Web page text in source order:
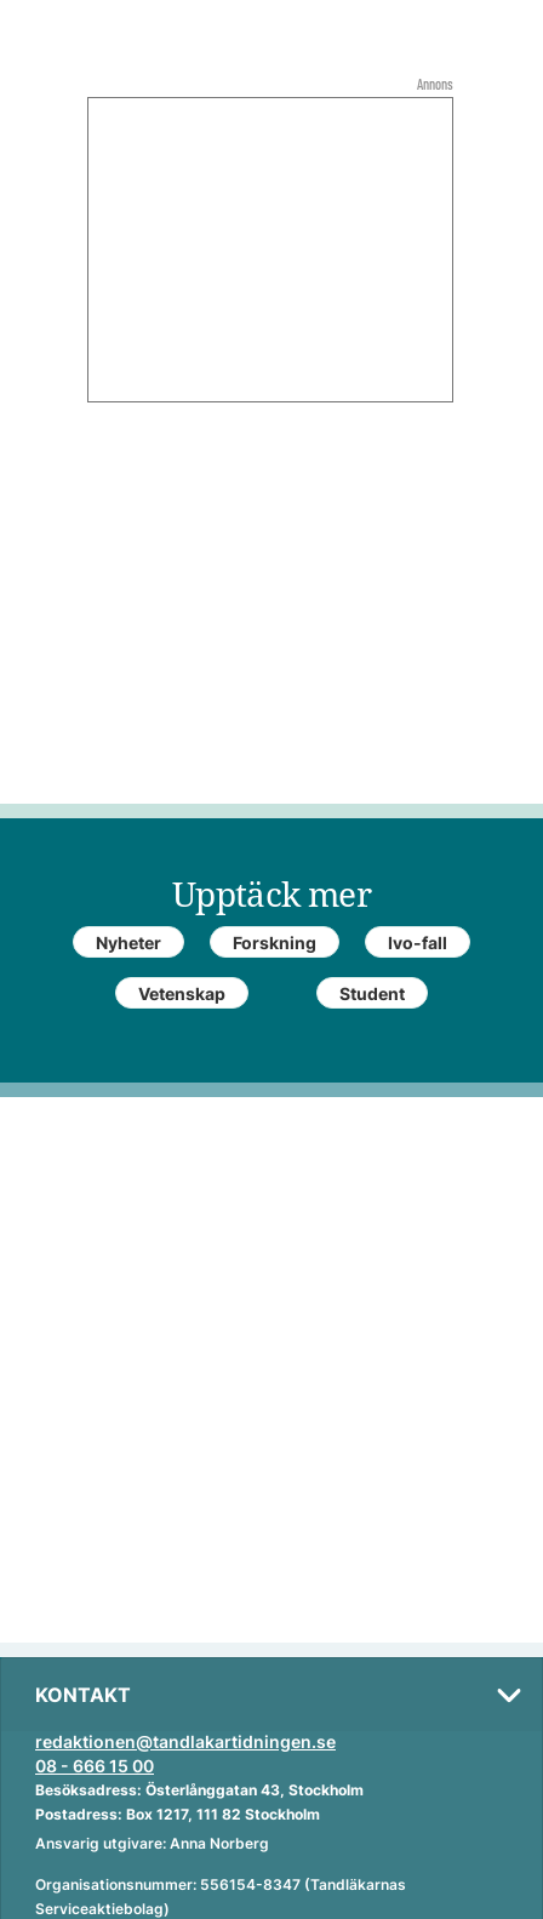
Upptäck mer
Nyheter Forskning Ivo-fall
Vetenskap Student
Annons
KONTAKT
redaktionen@tandlakartidningen.se
08 - 666 15 00
Besöksadress: Österlånggatan 43, Stockholm
Postadress: Box 1217, 111 82 Stockholm
Ansvarig utgivare: Anna Norberg
Organisationsnummer: 556154-8347 (Tandläkarnas
Serviceaktiebolag)